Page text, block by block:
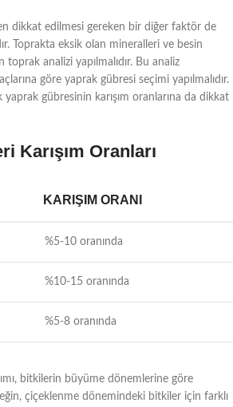
dikkat edilmesi gereken bir diğer faktör de
Toprakta eksik olan mineralleri ve besin
analizi yapılmalıdır. Bu analiz
göre yaprak gübresi seçimi yapılmalıdır.
yaprak gübresinin karışım oranlarına da dikkat
Karışım Oranları
KARIŞIM ORANI
%5-10 oranında
%10-15 oranında
%5-8 oranında
bitkilerin büyüme dönemlerine göre
çiçeklenme dönemindeki bitkiler için farklı